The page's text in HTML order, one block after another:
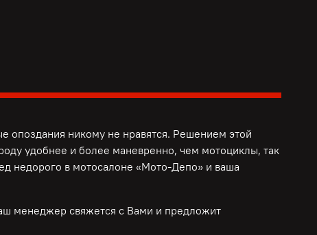
опоздания никому не нравятся. Решением этой
удобнее и более маневренно, чем мотоциклы, так
недорого в мотосалоне «Мото-Депо» и ваша
менеджер свяжется с Вами и предложит